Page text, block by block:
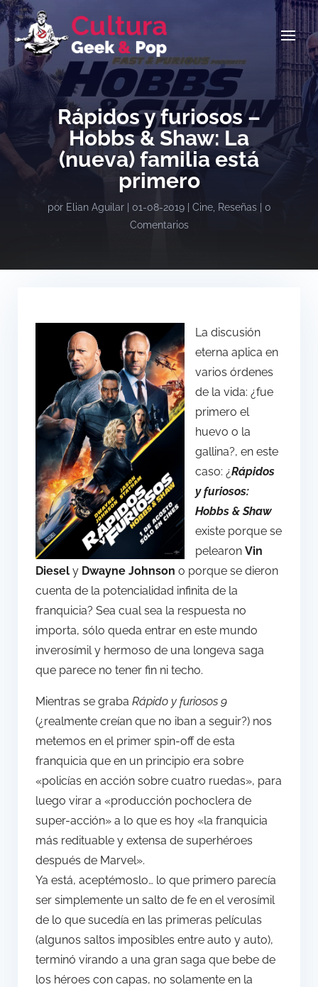
Rápidos y furiosos –
Hobbs & Shaw: La
(nueva) familia está
primero
por Elian Aguilar| 01-08-2019| Cine, Reseñas| 0
Comentarios
La discusión
eterna aplica en
varios órdenes
de la vida: ¿fue
primero el
huevo o la
gallina?, en este
caso: ¿Rápidos
y furiosos:
Hobbs & Shaw
existe porque se
pelearon Vin
Diesel y Dwayne Johnson o porque se dieron
cuenta de la potencialidad infinita de la
franquicia? Sea cual sea la respuesta no
importa, sólo queda entrar en este mundo
inverosímil y hermoso de una longeva saga
que parece no tener fin ni techo.
Mientras se graba Rápido y furiosos 9
(¿realmente creían que no iban a seguir?) nos
metemos en el primer spin-off de esta
franquicia que en un principio era sobre
«policías en acción sobre cuatro ruedas», para
luego virar a «producción pochoclera de
super-acción» a lo que es hoy «la franquicia
más redituable y extensa de superhéroes
después de Marvel».
Ya está, aceptémoslo… lo que primero parecía
ser simplemente un salto de fe en el verosímil
de lo que sucedía en las primeras películas
(algunos saltos imposibles entre auto y auto),
terminó virando a una gran saga que bebe de
los héroes con capas, no solamente en la